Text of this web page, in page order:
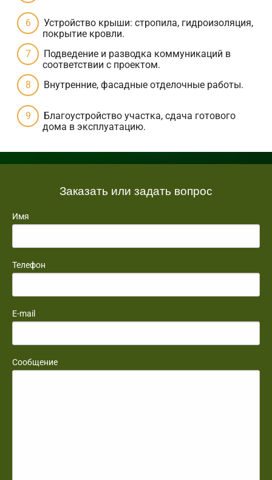
Устройство крыши: стропила, гидроизоляция,
покрытие кровли.
Подведение и разводка коммуникаций в
соответствии с проектом.
Внутренние, фасадные отделочные работы.
Благоустройство участка, сдача готового
дома в эксплуатацию.
Заказать или задать вопрос
Имя
Телефон
E-mail
Сообщение